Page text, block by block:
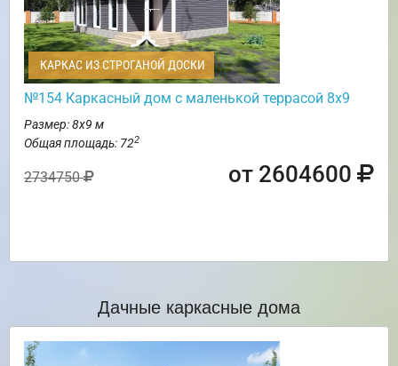
КАРКАС ИЗ СТРОГАНОЙ ДОСКИ
№154 Каркасный дом с маленькой террасой 8х9
Размер: 8х9 м
Общая площадь: 722
2734750 от 2604600
Дачные каркасные дома